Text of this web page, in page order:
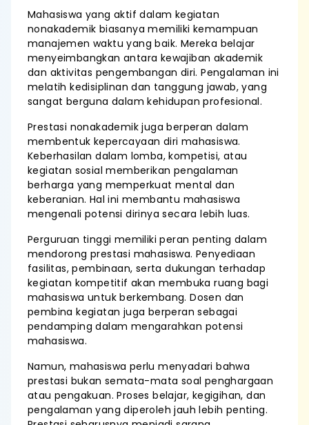
Mahasiswa yang aktif dalam kegiatan
nonakademik biasanya memiliki kemampuan
manajemen waktu yang baik. Mereka belajar
menyeimbangkan antara kewajiban akademik
dan aktivitas pengembangan diri. Pengalaman ini
melatih kedisiplinan dan tanggung jawab, yang
sangat berguna dalam kehidupan profesional.
Prestasi nonakademik juga berperan dalam
membentuk kepercayaan diri mahasiswa.
Keberhasilan dalam lomba, kompetisi, atau
kegiatan sosial memberikan pengalaman
berharga yang memperkuat mental dan
keberanian. Hal ini membantu mahasiswa
mengenali potensi dirinya secara lebih luas.
Perguruan tinggi memiliki peran penting dalam
mendorong prestasi mahasiswa. Penyediaan
fasilitas, pembinaan, serta dukungan terhadap
kegiatan kompetitif akan membuka ruang bagi
mahasiswa untuk berkembang. Dosen dan
pembina kegiatan juga berperan sebagai
pendamping dalam mengarahkan potensi
mahasiswa.
Namun, mahasiswa perlu menyadari bahwa
prestasi bukan semata-mata soal penghargaan
atau pengakuan. Proses belajar, kegigihan, dan
pengalaman yang diperoleh jauh lebih penting.